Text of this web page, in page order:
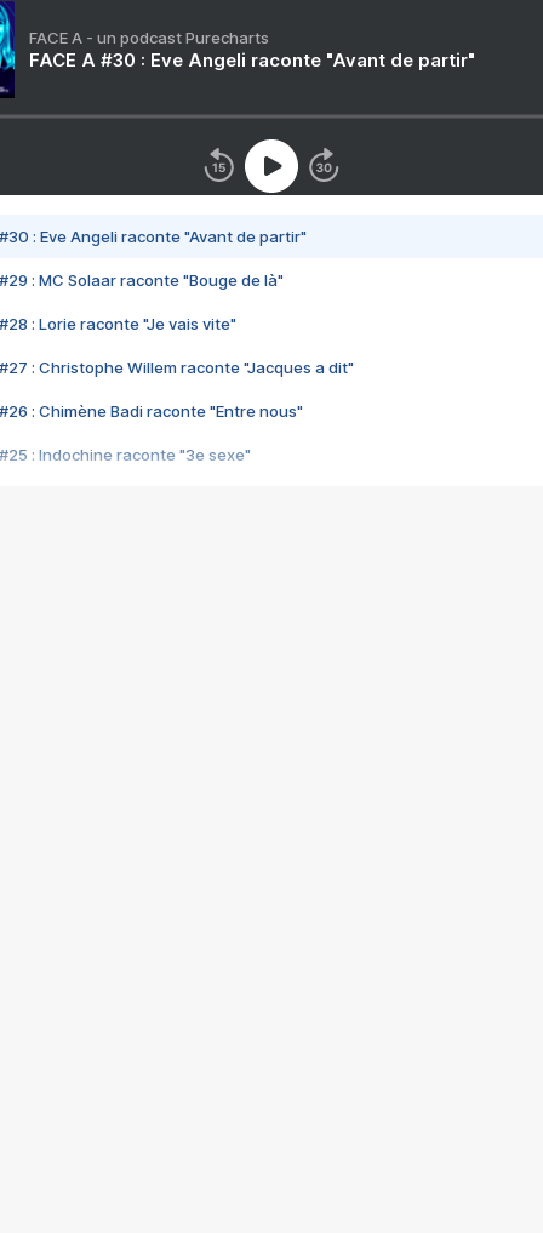
FACE A - un podcast Purecharts
FACE A #30 : Eve Angeli raconte "Avant de partir"
#30 : Eve Angeli raconte "Avant de partir"
#29 : MC Solaar raconte "Bouge de là"
#28 : Lorie raconte "Je vais vite"
#27 : Christophe Willem raconte "Jacques a dit"
#26 : Chimène Badi raconte "Entre nous"
#25 : Indochine raconte "3e sexe"